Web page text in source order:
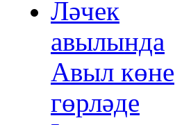
Ләчек
авылында
Авыл көне
гөрләде